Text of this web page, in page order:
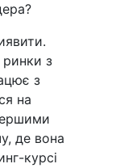
ринки з
з
на
де вона
курсі